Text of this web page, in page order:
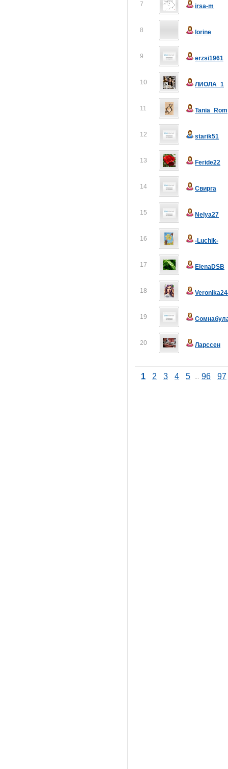
7 irsa-m
8 lorine
9 erzsi1961
10 ЛИОЛА_1
11 Tania_Rom
12 starik51
13 Feride22
14 Свирга
15 Nelya27
16 -Luchik-
17 ElenaDSB
18
19
20 Ларссен
1 2 3 4 5 ... 96 97